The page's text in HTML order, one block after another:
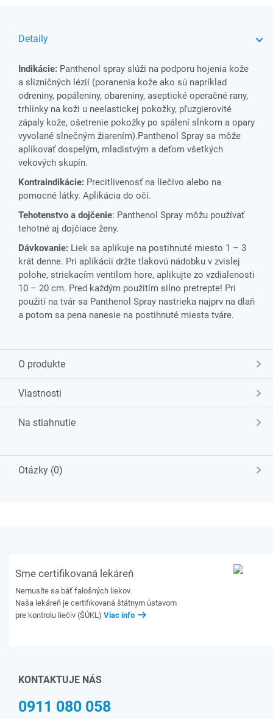
Detaily
Indikácie: Panthenol spray slúži na podporu hojenia kože
a slizničných lézií (poranenia kože ako sú napríklad
odreniny, popáleniny, obareniny, aseptické operačné rany,
trhlinky na koži u neelastickej pokožky, pľuzgierovité
zápaly kože, ošetrenie pokožky po spálení slnkom a opary
vyvolané slnečným žiarením).Panthenol Spray sa môže
aplikovať dospelým, mladistvým a deťom všetkých
vekových skupín.
Kontraindikácie: Precitlivenosť na liečivo alebo na
pomocné látky. Aplikácia do očí.
Tehotenstvo a dojčenie: Panthenol Spray môžu používať
tehotné aj dojčiace ženy.
Dávkovanie: Liek sa aplikuje na postihnuté miesto 1 – 3
krát denne. Pri aplikácii držte tlakovú nádobku v zvislej
polohe, striekacím ventilom hore, aplikujte zo vzdialenosti
10 – 20 cm. Pred každým použitím silno pretrepte! Pri
použití na tvár sa Panthenol Spray nastrieka najprv na dlaň
a potom sa pena nanesie na postihnuté miesta tváre.
O produkte
Vlastnosti
Na stiahnutie
Otázky (0)
Sme certifikovaná lekáreň
Nemusíte sa báť falošných liekov.
Naša lekáreň je certifikovaná štátnym ústavom
pre kontrolu liečiv (ŠÚKL) Viac info
KONTAKTUJE NÁS
0911 080 058